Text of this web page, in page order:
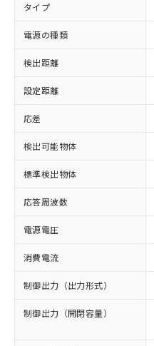
タイプ
電源の種類
検出距離
設定距離
応差
検出可能物体
標準検出物体
応答周波数
電源電圧
消費電流
制御出力（出力形式）
制御出力（開閉容量）